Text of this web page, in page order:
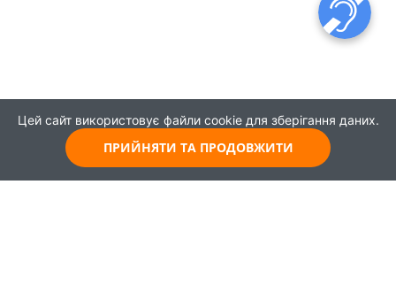
Цей сайт використовує файли cookie для зберігання даних.
ПРИЙНЯТИ ТА ПРОДОВЖИТИ